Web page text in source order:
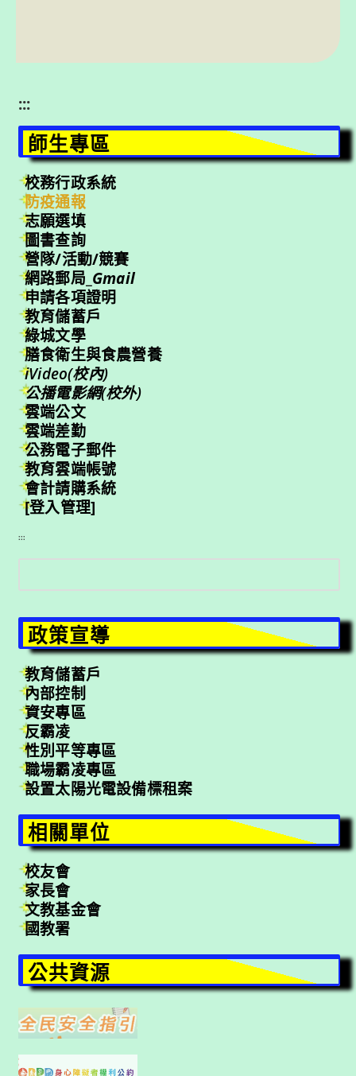
:::
師生專區
校務行政系統
防疫通報
志願選填
圖書查詢
營隊/活動/競賽
網路郵局_ Gmail
申請各項證明
教育儲蓄戶
綠城文學
膳食衛生與食農營養
iVideo(校內)
公播電影網(校外)
雲端公文
雲端差勤
公務電子郵件
教育雲端帳號
會計請購系統
[登入管理]
:::
搜
尋
政策宣導
教育儲蓄戶
內部控制
資安專區
反霸凌
性別平等專區
職場霸凌專區
設置太陽光電設備標租案
相關單位
校友會
家長會
文教基金會
國教署
公共資源